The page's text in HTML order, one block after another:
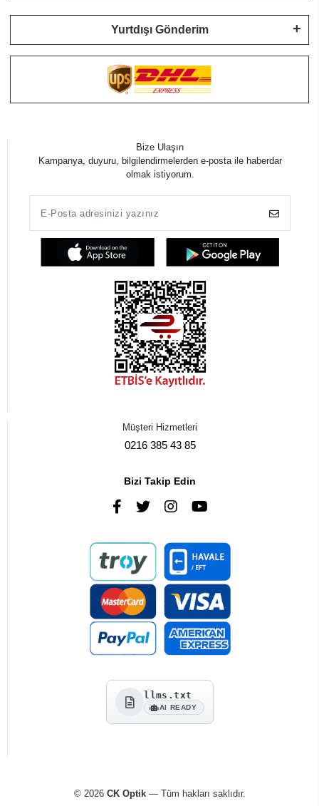
Yurtdışı Gönderim
Bize Ulaşın
Kampanya, duyuru, bilgilendirmelerden e-posta ile haberdar
olmak istiyorum.
Müşteri Hizmetleri
0216 385 43 85
Bizi Takip Edin
llms.txt
AI READY
© 2026 CK Optik— Tüm hakları saklıdır.